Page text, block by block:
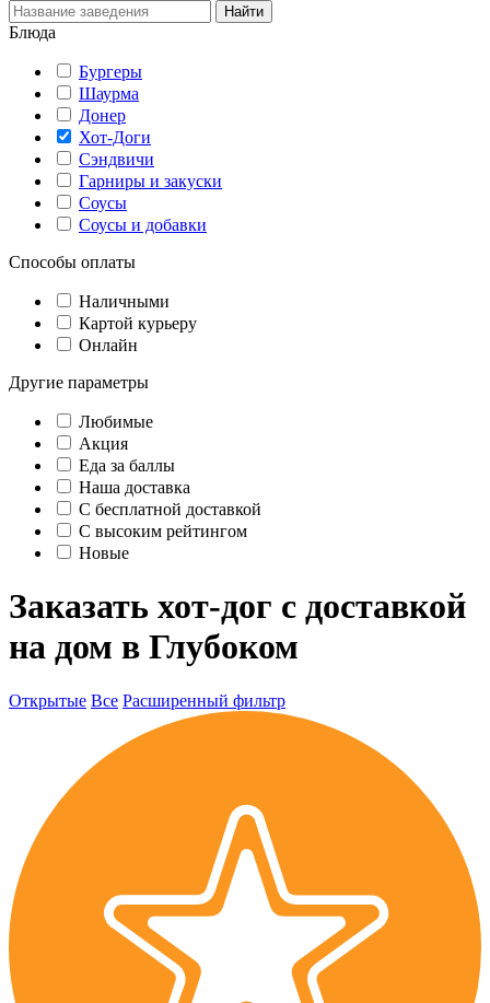
Блюда
Бургеры
Шаурма
Донер
Хот-Доги
Сэндвичи
Гарниры и закуски
Соусы
Соусы и добавки
Способы оплаты
Наличными
Картой курьеру
Онлайн
Другие параметры
Любимые
Акция
Еда за баллы
Наша доставка
C бесплатной доставкой
С высоким рейтингом
Новые
Заказать хот-дог с доставкой
на дом в Глубоком
Открытые Все Расширенный фильтр